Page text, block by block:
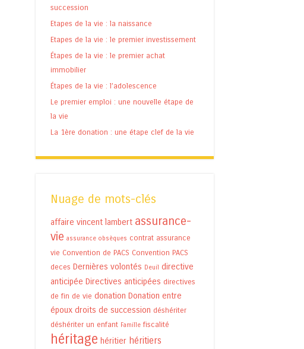
succession
Etapes de la vie : la naissance
Etapes de la vie : le premier investissement
Étapes de la vie : le premier achat
immobilier
Étapes de la vie : l’adolescence
Le premier emploi : une nouvelle étape de
la vie
La 1ère donation : une étape clef de la vie
Nuage de mots-clés
affaire vincent lambert assurance-
vie assurance obsèques contrat assurance
vie Convention de PACS Convention PACS
deces Dernières volontés Deuil directive
anticipée Directives anticipées directives
de fin de vie donation Donation entre
époux droits de succession déshériter
déshériter un enfant Famille fiscalité
héritage héritier héritiers